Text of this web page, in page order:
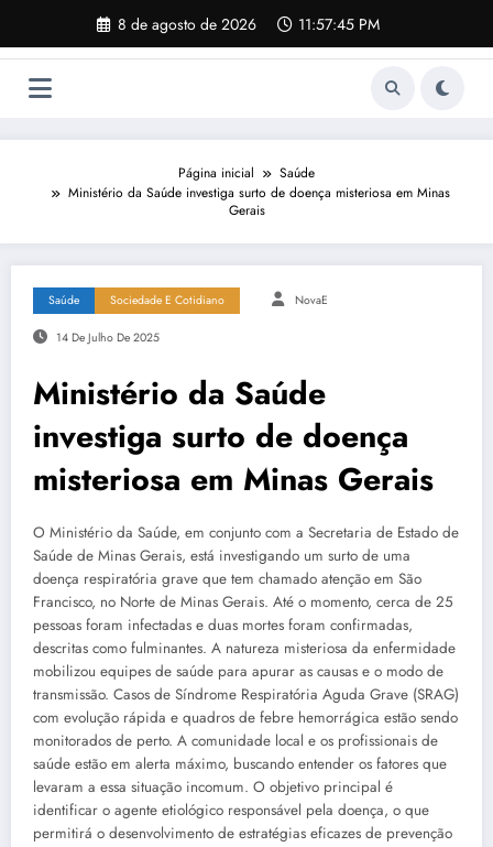
o
8 de agosto de 2026 11:57:46 PM
Página inicial
Saúde
Ministério da Saúde investiga surto de doença misteriosa em Minas
Gerais
Saúde Sociedade E Cotidiano NovaE
14 De Julho De 2025
Ministério da Saúde
investiga surto de doença
misteriosa em Minas Gerais
O Ministério da Saúde, em conjunto com a Secretaria de Estado de
Saúde de Minas Gerais, está investigando um surto de uma
doença respiratória grave que tem chamado atenção em São
Francisco, no Norte de Minas Gerais. Até o momento, cerca de 25
pessoas foram infectadas e duas mortes foram confirmadas,
descritas como fulminantes. A natureza misteriosa da enfermidade
mobilizou equipes de saúde para apurar as causas e o modo de
transmissão. Casos de Síndrome Respiratória Aguda Grave (SRAG)
com evolução rápida e quadros de febre hemorrágica estão sendo
monitorados de perto. A comunidade local e os profissionais de
saúde estão em alerta máximo, buscando entender os fatores que
levaram a essa situação incomum. O objetivo principal é
identificar o agente etiológico responsável pela doença, o que
permitirá o desenvolvimento de estratégias eficazes de prevenção